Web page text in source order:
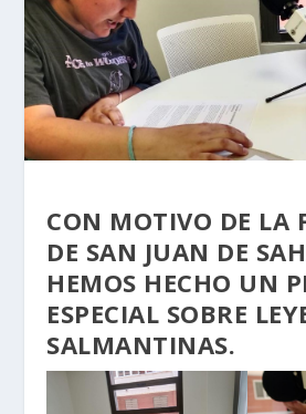
CON MOTIVO DE LA
DE SAN JUAN DE
HEMOS HECHO UN
ESPECIAL SOBRE
SALMANTINAS.